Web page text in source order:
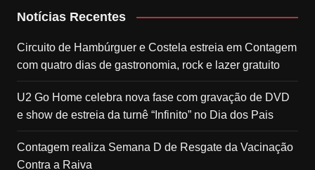
Notícias Recentes
Circuito de Hambúrguer e Costela estreia em Contagem
com quatro dias de gastronomia, rock e lazer gratuito
U2 Go Home celebra nova fase com gravação de DVD
e show de estreia da turnê “Infinito” no Dia dos Pais
Contagem realiza Semana D de Resgate da Vacinação
Contra a Raiva